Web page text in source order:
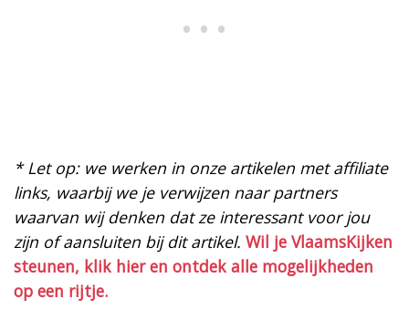
* Let op: we werken in onze artikelen met affiliate
links, waarbij we je verwijzen naar partners
waarvan wij denken dat ze interessant voor jou
zijn of aansluiten bij dit artikel. Wil je VlaamsKijken
steunen, klik hier en ontdek alle mogelijkheden
op een rijtje.